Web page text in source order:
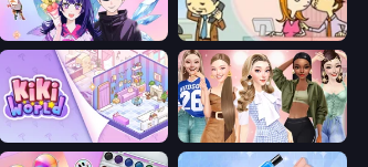
Anime Couple: Avatar Maker Office Kissing (Japanese)
KiKi World Fashion Week 2025